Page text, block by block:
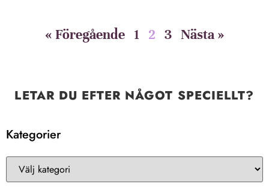
« Föregående 1 2 3 Nästa »
LETAR DU EFTER NÅGOT SPECIELLT?
Kategorier